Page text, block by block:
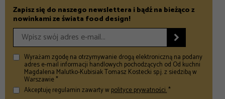
Zapisz się do naszego newslettera i bądź na bieżąco z
nowinkami ze świata food design!

Wyrażam zgodę na otrzymywanie drogą elektroniczną na podany
adres e-mail informacji handlowych pochodzących od Od kuchni
Magdalena Malutko-Kubisiak Tomasz Kostecki sp.j. z siedzibą w
Warszawie *
Akceptuję regulamin zawarty wpolityce prywatności.*